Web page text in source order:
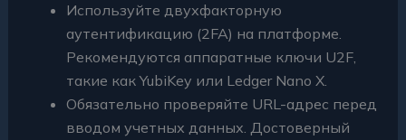
Используйте двухфакторную
аутентификацию (2FA) на платформе.
Рекомендуются аппаратные ключи U2F,
такие как YubiKey или Ledger Nano X.
Обязательно проверяйте URL-адрес перед
вводом учетных данных. Достоверный